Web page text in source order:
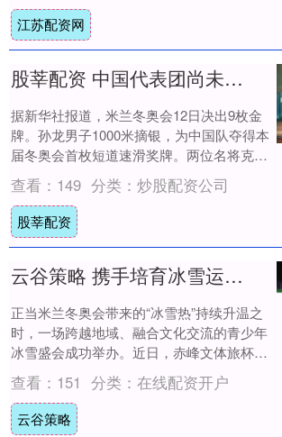
江苏配资网
股莘配资 中国代表团尚未见金，有时一块“石头”可能比“金子”还珍贵
据新华社报道，米兰冬奥会12日决出9枚金
牌。孙龙男子1000米摘银，为中国队夺得本
届冬奥会首枚短道速滑奖牌。两位名将克洛
伊·金和丰塔纳在各自项目中冲击“三连冠”....
查看： 149 分类： 炒股配资公司
股莘配资
云谷策略 携手培育冰雪运动好苗子，沪蒙青少年滑雪交流赛成功举办
正当米兰冬奥会带来的“冰雪热”持续升温之
时，一场跨越地域、融合文化交流的青少年
冰雪盛会成功举办。近日，赤峰文体旅杯沪·
蒙青少年滑雪交流赛暨第六届国际静安滑雪
系列....
查看： 151 分类： 在线配资开户
云谷策略